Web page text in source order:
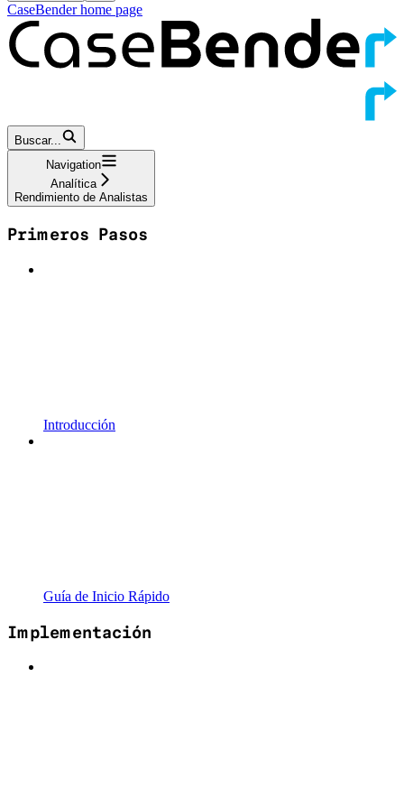
CaseBenderhome page
Buscar...
Navigation
Analítica
Rendimiento de Analistas
Primeros Pasos
Introducción
Guía de Inicio Rápido
Implementación